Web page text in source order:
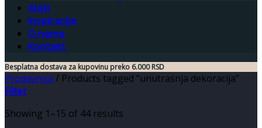
Alati
Inspiracija
O nama
Kontakt
Besplatna dostava za kupovinu preko 6.000 RSD
Prodavnica / Products tagged “unutrasnja dekoracija”
Filter
Showing 1–15 of 44 results